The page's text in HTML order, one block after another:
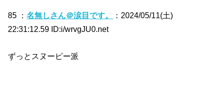
85 ：名無しさん＠涙目です。
：2024/05/11(土)
22:31:12.59 ID:i/wrvgJU0.net
ずっとスヌーピー派